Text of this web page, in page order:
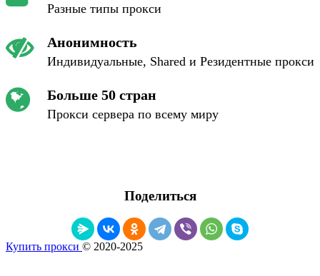
Разные типы прокси
Анонимность
Индивидуальные, Shared и Резидентные прокси
Больше 50 стран
Прокси сервера по всему миру
Поделиться
Купить прокси © 2020-2025